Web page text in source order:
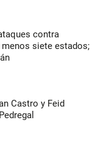
contra
siete estados;
Castro y Feid